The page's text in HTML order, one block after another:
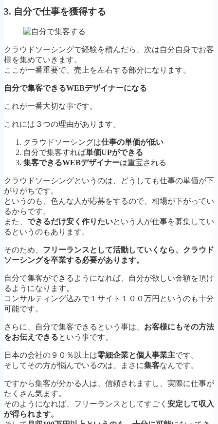
3. 自分で仕事を獲得する
クラウドソーシングで経験を積んだら、次は自分自身でお客
様を集めていきます。
ここが一番重要で、売上を左右する部分になります。
自分で集客できるWEBデザイナーになる
これが一番大切な事です。
これには３つの理由があります。
クラウドソーシングは仕事の単価が低い
自分で集客すれば単価UPができる
集客できるWEBデザイナーは重宝される
クラウドソーシングというのは、どうしても仕事の単価が下
がりがちです。
というのも、色んな人が応募をするので、相場が下がってい
るからです。
また、 できるだけ安く作りたいという人が仕事を募集してい
るというのもあります。
そのため、 フリーランスとして活動していくなら、クラウド
ソーシングを卒業する必要があります。
自分で集客ができるようになれば、自分が欲しい金額を頂け
るようになります。
コンサルティング込みで１サイト１００万円というのも十分
可能です。
さらに、自分で集客できるという事は、 お客様にもその方法
をお伝えできるという事です。
日本の会社の９０％以上は零細企業と個人事業主です。
そしてその方が悩んでいるのは、まさに集客なんです。
ですから集客が分かる人は、信頼されますし、実際に仕事が
たくさん気ます。
そのようになれば、フリーランスとしてすごく 安定して収入
が得られます。